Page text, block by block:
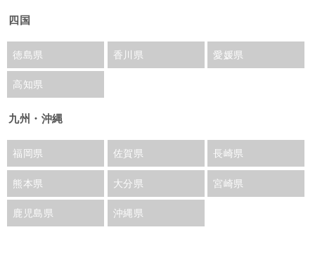
四国
徳島県 香川県 愛媛県
高知県
九州・沖縄
福岡県 佐賀県 長崎県
熊本県 大分県 宮崎県
鹿児島県 沖縄県